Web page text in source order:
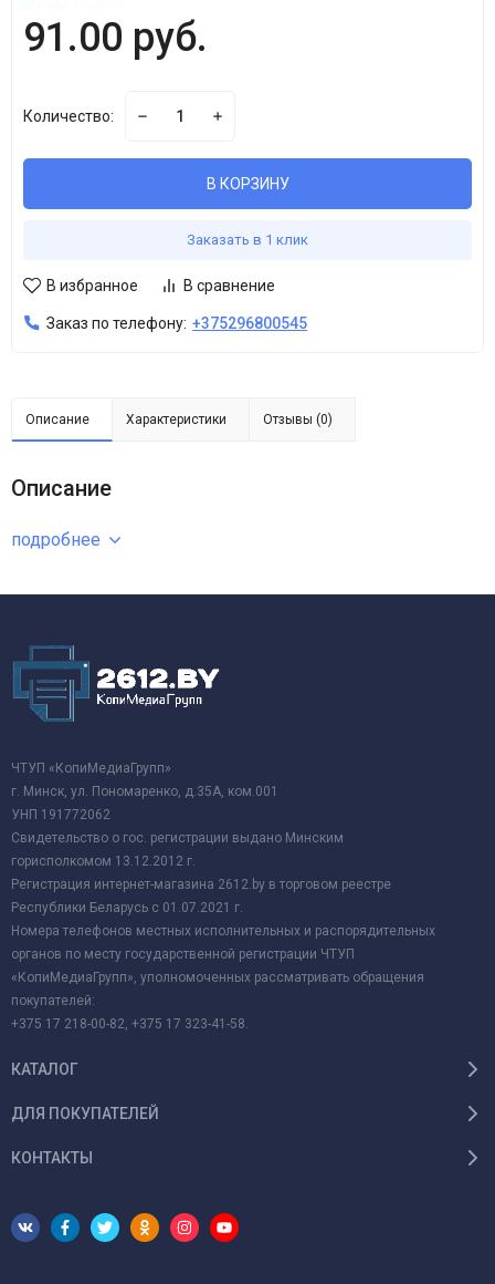
91.00 руб.
Количество:
В КОРЗИНУ
Заказать в 1 клик
В избранное В сравнение
Заказ по телефону: +375296800545
Описание Характеристики Отзывы (0)
Описание
подробнее
ЧТУП «КопиМедиаГрупп»
г. Минск, ул. Пономаренко, д.35А, ком.001
УНП 191772062
Свидетельство о гос. регистрации выдано Минским
горисполкомом 13.12.2012 г.
Регистрация интернет-магазина 2612.by в торговом реестре
Республики Беларусь с 01.07.2021 г.
Номера телефонов местных исполнительных и распорядительных
органов по месту государственной регистрации ЧТУП
«КопиМедиаГрупп», уполномоченных рассматривать обращения
покупателей:
+375 17 218-00-82, +375 17 323-41-58.
КАТАЛОГ
ДЛЯ ПОКУПАТЕЛЕЙ
КОНТАКТЫ